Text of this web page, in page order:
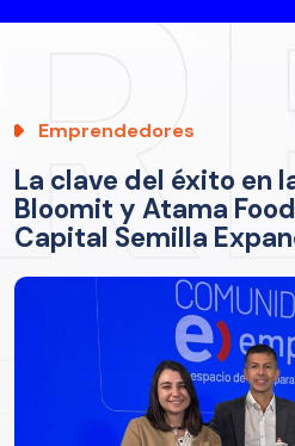
Emprendedores
La clave del éxito en
Bloomit y Atama
Capital Semilla